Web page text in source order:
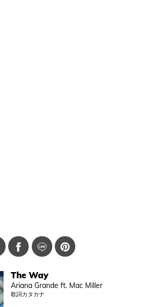
The Way
Ariana Grande ft. Mac Miller
歌詞カタカナ